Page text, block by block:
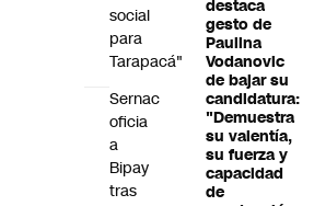
destaca
gesto de
Paulina
Vodanovic
de bajar su
candidatura:
"Demuestra
su valentía,
su fuerza y
capacidad
de
social
para
Tarapacá"
Sernac
oficia
a
Bipay
tras